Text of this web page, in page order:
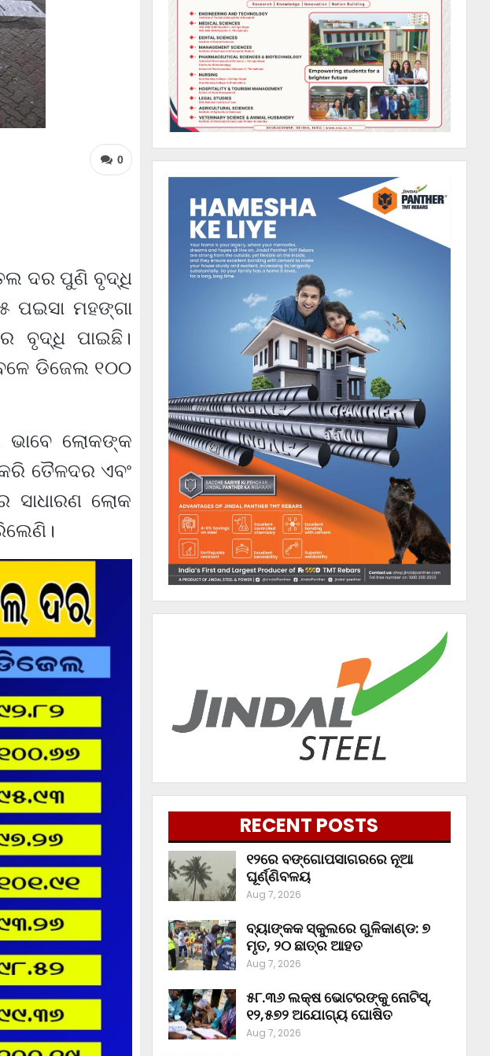
0
ଦର ପୁଣି ବୃଦ୍ଧି
ପଇସା ମହଙ୍ଗା
ବୃଦ୍ଧି ପାଇଛି।
ଡିଜେଲ ୧୦୦
ଲୋକଙ୍କ
ତୈଳଦର ଏବଂ
ସାଧାରଣ ଲୋକ
RECENT POSTS
୧୨ରେ ବଙ୍ଗୋପସାଗରରେ ନୂଆ
ଘୂର୍ଣ୍ଣିବଳୟ
Aug 7, 2026
ବ୍ୟାଙ୍କକ ସ୍କୁଲରେ ଗୁଳିକାଣ୍ଡ: ୭
ମୃତ, ୨୦ ଛାତ୍ର ଆହତ
Aug 7, 2026
୫୮.୩୬ ଲକ୍ଷ ଭୋଟରଙ୍କୁ ନୋଟିସ୍‌,
୧୨,୫୭୨ ଅଯୋଗ୍ୟ ଘୋଷିତ
Aug 7, 2026